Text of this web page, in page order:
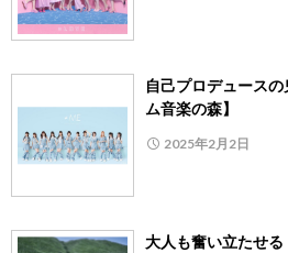
自己プロデュース
ム音楽の森】
2025年2月2日
大人も奮い立たせ